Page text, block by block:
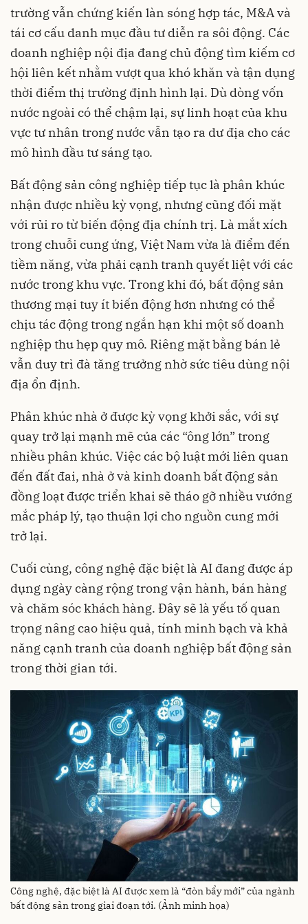
trường vẫn chứng kiến làn sóng hợp tác, M&A và
tái cơ cấu danh mục đầu tư diễn ra sôi động. Các
doanh nghiệp nội địa đang chủ động tìm kiếm cơ
hội liên kết nhằm vượt qua khó khăn và tận dụng
thời điểm thị trường định hình lại. Dù dòng vốn
nước ngoài có thể chậm lại, sự linh hoạt của khu
vực tư nhân trong nước vẫn tạo ra dư địa cho các
mô hình đầu tư sáng tạo.
Bất động sản công nghiệp tiếp tục là phân khúc
nhận được nhiều kỳ vọng, nhưng cũng đối mặt
với rủi ro từ biến động địa chính trị. Là mắt xích
trong chuỗi cung ứng, Việt Nam vừa là điểm đến
tiềm năng, vừa phải cạnh tranh quyết liệt với các
nước trong khu vực. Trong khi đó, bất động sản
thương mại tuy ít biến động hơn nhưng có thể
chịu tác động trong ngắn hạn khi một số doanh
nghiệp thu hẹp quy mô. Riêng mặt bằng bán lẻ
vẫn duy trì đà tăng trưởng nhờ sức tiêu dùng nội
địa ổn định.
Phân khúc nhà ở được kỳ vọng khởi sắc, với sự
quay trở lại mạnh mẽ của các “ông lớn” trong
nhiều phân khúc. Việc các bộ luật mới liên quan
đến đất đai, nhà ở và kinh doanh bất động sản
đồng loạt được triển khai sẽ tháo gỡ nhiều vướng
mắc pháp lý, tạo thuận lợi cho nguồn cung mới
trở lại.
Cuối cùng, công nghệ đặc biệt là AI đang được áp
dụng ngày càng rộng trong vận hành, bán hàng
và chăm sóc khách hàng. Đây sẽ là yếu tố quan
trọng nâng cao hiệu quả, tính minh bạch và khả
năng cạnh tranh của doanh nghiệp bất động sản
trong thời gian tới.
Công nghệ, đặc biệt là AI được xem là “đòn bẩy mới” của ngành
bất động sản trong giai đoạn tới. (Ảnh minh họa)